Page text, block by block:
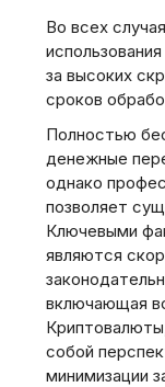
Во всех
за высоких
сроков
Полностью
денежные
однако
позволяет
Ключевыми
являются
включающая
собой
минимизации